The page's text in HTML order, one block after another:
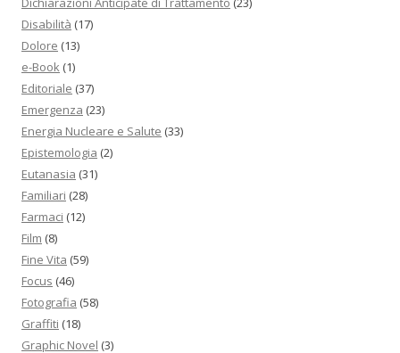
Disabilità (17)
Dolore (13)
e-Book (1)
Editoriale (37)
Emergenza (23)
Energia Nucleare e Salute (33)
Epistemologia (2)
Eutanasia (31)
Familiari (28)
Farmaci (12)
Film (8)
Fine Vita (59)
Focus (46)
Fotografia (58)
Graffiti (18)
Graphic Novel (3)